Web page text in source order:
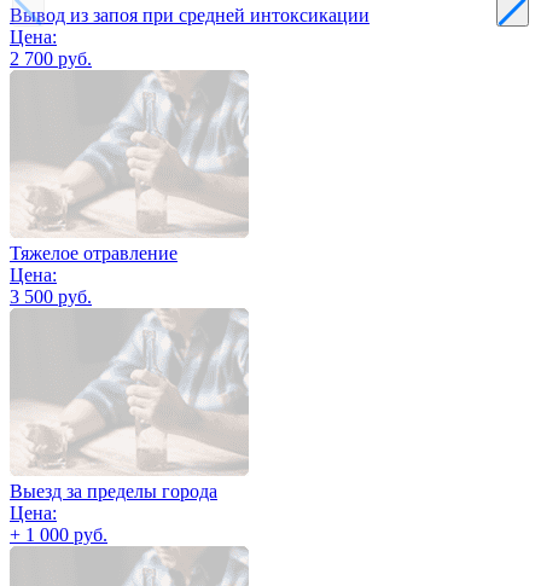
Вывод из запоя при средней интоксикации
Цена:
2 700 руб.
Тяжелое отравление
Цена:
3 500 руб.
Выезд за пределы города
Цена:
+ 1 000 руб.